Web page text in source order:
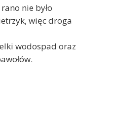
nie było
więc droga
wodospad oraz